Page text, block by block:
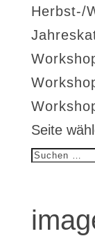
Herbst-/
Seite